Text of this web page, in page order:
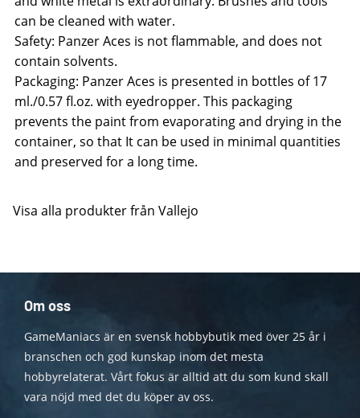
can be cleaned with water.
Safety: Panzer Aces is not flammable, and does not
contain solvents.
Packaging: Panzer Aces is presented in bottles of 17
ml./0.57 fl.oz. with eyedropper. This packaging
prevents the paint from evaporating and drying in the
container, so that It can be used in minimal quantities
and preserved for a long time.
Visa alla produkter från Vallejo
Om oss
GameManiacs är en svensk hobbybutik med över 25 år i
branschen och god kunskap inom det mesta
hobbyrelaterat. Vårt fokus är alltid att du som kund skall
vara nöjd med det du köper av oss.